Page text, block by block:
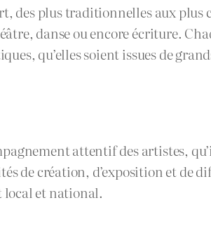
des plus traditionnelles aux
danse ou encore écriture.
qu’elles soient issues de
attentif des artistes,
de création, d’exposition et de
local et national.